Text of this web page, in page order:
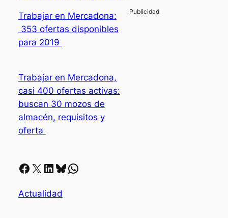
Trabajar en Mercadona:
353 ofertas disponibles
para 2019
Trabajar en Mercadona,
casi 400 ofertas activas:
buscan 30 mozos de
almacén, requisitos y
oferta
Facebook X LinkedIn Bluesky Whatsapp
Actualidad